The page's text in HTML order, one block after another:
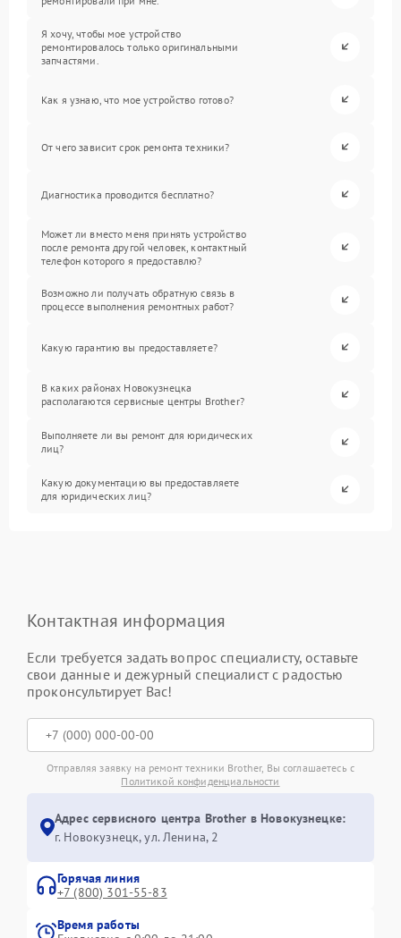
Я хочу, чтобы мое устройство
ремонтировалось только оригинальными
запчастями.
Как я узнаю, что мое устройство готово?
От чего зависит срок ремонта техники?
Диагностика проводится бесплатно?
Может ли вместо меня принять устройство
после ремонта другой человек, контактный
телефон которого я предоставлю?
Возможно ли получать обратную связь в
процессе выполнения ремонтных работ?
Какую гарантию вы предоставляете?
В каких районах Новокузнецка
располагаются сервисные центры Brother?
Выполняете ли вы ремонт для юридических
лиц?
Какую документацию вы предоставляете
для юридических лиц?
Контактная информация
Если требуется задать вопрос специалисту, оставьте
свои данные и дежурный специалист с радостью
проконсультирует Вас!
Отправляя заявку на ремонт техники Brother, Вы соглашаетесь с
Политикой конфиденциальности
Адрес сервисного центра Brother в Новокузнецке:
г. Новокузнецк, ул. Ленина, 2
Горячая линия
+7 (800) 301-55-83
Время работы